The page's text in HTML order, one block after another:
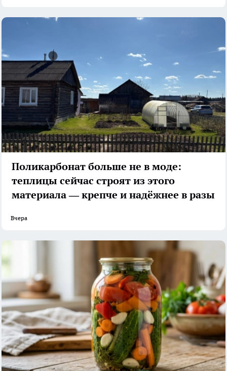
Поликарбонат больше не в моде:
теплицы сейчас строят из этого
материала — крепче и надёжнее в разы
Вчера